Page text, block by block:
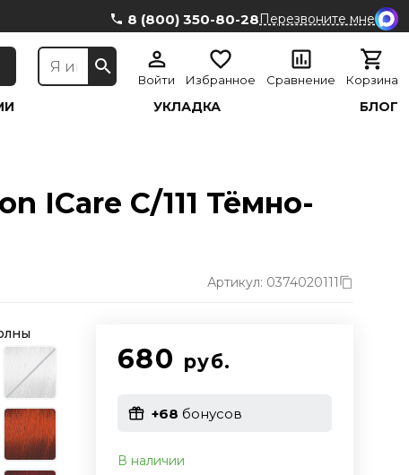
8 (800) 350-80-28Перезвоните мне
Войти Избранное Сравнение Корзина
УКЛАДКА БЛОГ
ICare С/111 Тёмно-
Артикул: 0374020111
680 руб.
+68 бонусов
В наличии